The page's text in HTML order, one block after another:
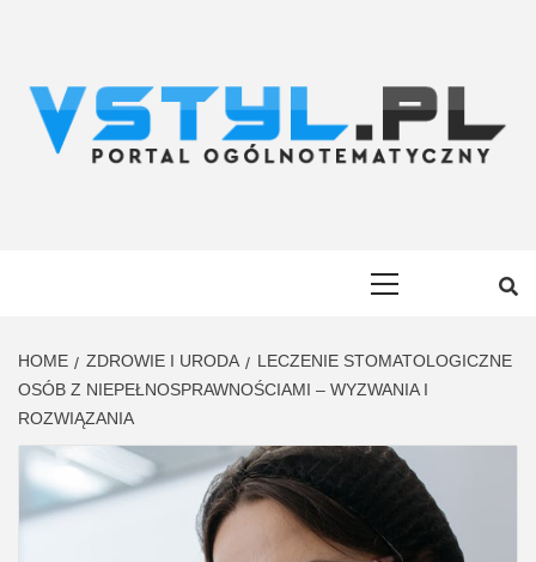
HOME ZDROWIE I URODA
LECZENIE STOMATOLOGICZNE
OSÓB Z NIEPEŁNOSPRAWNOŚCIAMI – WYZWANIA I
ROZWIĄZANIA